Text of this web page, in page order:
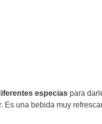
especias para
Es una bebida muy